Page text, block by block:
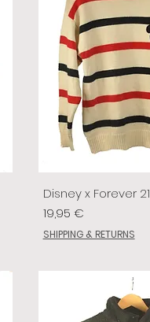
Disney x Forever 21
Prix
19,95 €
SHIPPING & RETURNS